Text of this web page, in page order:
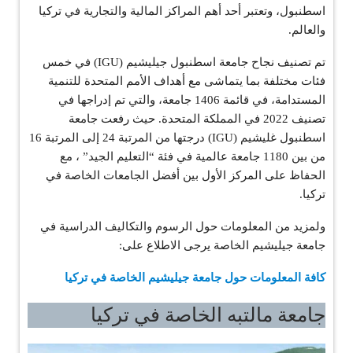
اسطنبول، وتعتبر أحد أهم المراكز المالية والتجارية في تركيا
والعالم.
تم تصنيف نجاح جامعة اسطنبول جيليشيم (IGU) في خمس
فئات مختلفة بما يتماشى مع أهداف الأمم المتحدة للتنمية
المستدامة، في قائمة 1406 جامعة، والتي تم إدراجها في
تصنيف 2022 في المملكة المتحدة. حيث رفعت جامعة
اسطنبول غليشيم (IGU) درجتها من المرتبة 24 إلى المرتبة 16
من بين 1180 جامعة عالمية في فئة “التعليم الجيد” ، مع
الحفاظ على المركز الأول بين أفضل الجامعات الخاصة في
تركيا.
ولمزيد من المعلومات حول الرسوم والتكاليف الدراسية في
جامعة جيليشيم الخاصة يرجى الاطلاع على:
كافة المعلومات حول جامعة جيليشيم الخاصة في تركيا
جامعة مالتبه الخاصة في تركيا